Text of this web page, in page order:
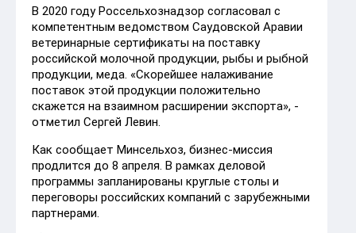
В 2020 году Россельхознадзор согласовал с
компетентным ведомством Саудовской Аравии
ветеринарные сертификаты на поставку
российской молочной продукции, рыбы и рыбной
продукции, меда. «Скорейшее налаживание
поставок этой продукции положительно
скажется на взаимном расширении экспорта», -
отметил Сергей Левин.
Как сообщает Минсельхоз, бизнес-миссия
продлится до 8 апреля. В рамках деловой
программы запланированы круглые столы и
переговоры российских компаний с зарубежными
партнерами.